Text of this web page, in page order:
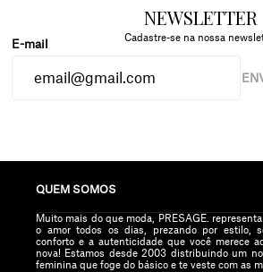
NEWSLETTER
Cadastre-se na nossa
QUEM SOMOS
Muito mais do que moda, PRESAGE.
o amor todos os dias, prezando por estilo,
conforto e a autenticidade que você merece
nova! Estamos desde 2003 distribuindo um
feminina que foge do básico e te veste com as